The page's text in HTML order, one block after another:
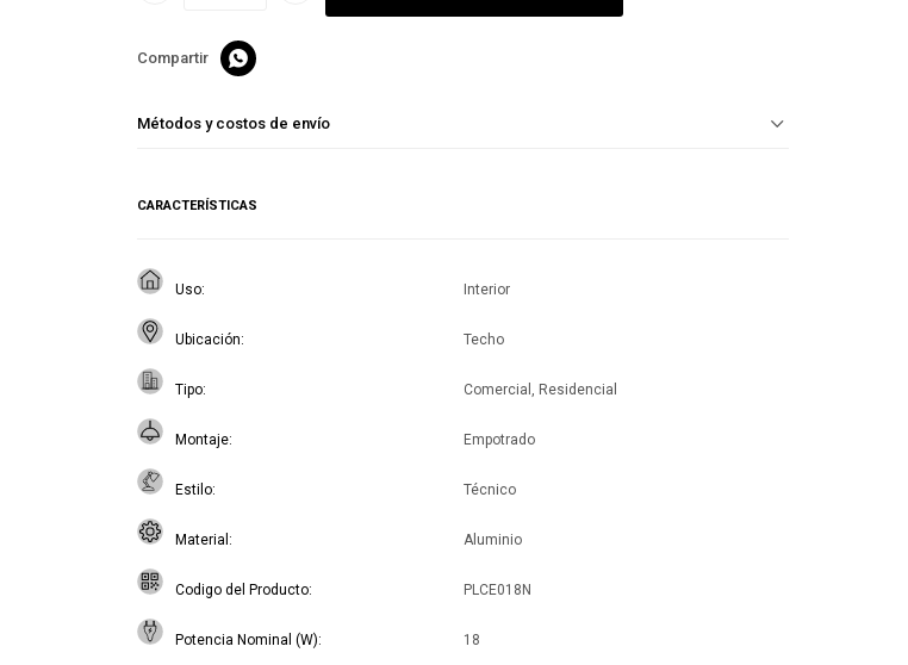

Métodos y costos de envío
CARACTERÍSTICAS
Uso Interior
Ubicación Techo
Tipo Comercial, Residencial
Montaje Empotrado
Estilo Técnico
Material Aluminio
Codigo del Producto PLCE018N
Potencia Nominal (W) 18